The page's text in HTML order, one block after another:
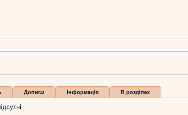
Дописи Інформація В розділах